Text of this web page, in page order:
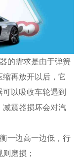
的需求是由于弹簧
再放开以后，它
以吸收车轮遇到
减震器损坏会对汽
一边高一边低，行
磨损；